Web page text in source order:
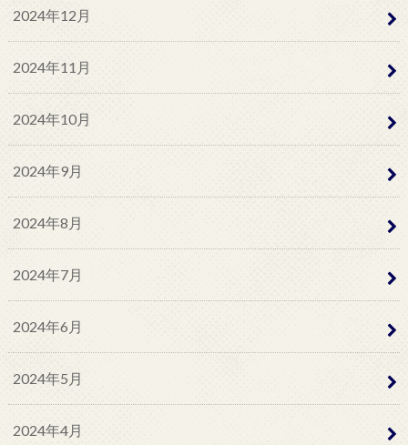
2024年12月
2024年11月
2024年10月
2024年9月
2024年8月
2024年7月
2024年6月
2024年5月
2024年4月